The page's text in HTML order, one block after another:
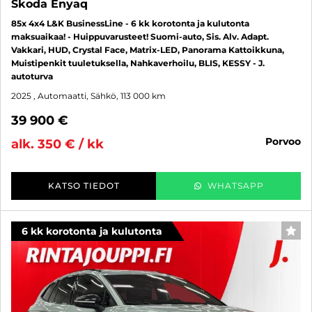
Skoda Enyaq
85x 4x4 L&K BusinessLine - 6 kk korotonta ja kulutonta
maksuaikaa! - Huippuvarusteet! Suomi-auto, Sis. Alv. Adapt.
Vakkari, HUD, Crystal Face, Matrix-LED, Panorama Kattoikkuna,
Muistipenkit tuuletuksella, Nahkaverhoilu, BLIS, KESSY - J.
autoturva
2025 , Automaatti, Sähkö, 113 000 km
39 900 €
alk. 350 € / kk
porvoo
KATSO TIEDOT WHATSAPP
6 kk korotonta ja kulutonta